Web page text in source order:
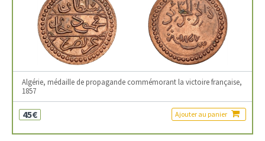
Algérie, médaille de propagande commémorant la victoire française,
1857
45€ Ajouter au panier